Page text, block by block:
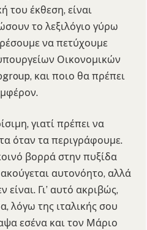
του έκθεση, είναι
το λεξιλόγιο γύρω
να πετύχουμε
Οικονομικών
και ποιο θα πρέπει
γιατί πρέπει να
όταν τα περιγράφουμε.
βορρά στην πυξίδα
αυτονόητο, αλλά
Γι’ αυτό ακριβώς,
λόγω της ιταλικής σου
εσένα και τον Μάριο